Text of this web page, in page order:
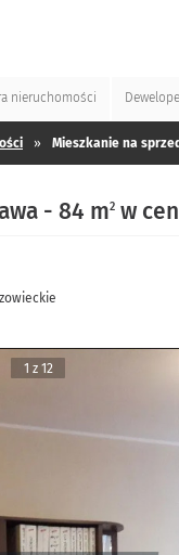
nieruchomości
» Mieszkanie na
- 84 m2 w
1 z 12